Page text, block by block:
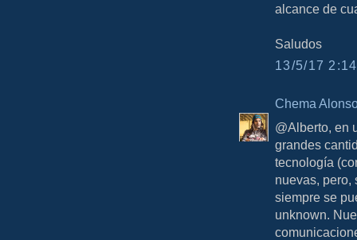
alcance de
Saludos
13/5/17
Chema
@Alberto, en
grandes
tecnología
nuevas, pero,
siempre se
unknown.